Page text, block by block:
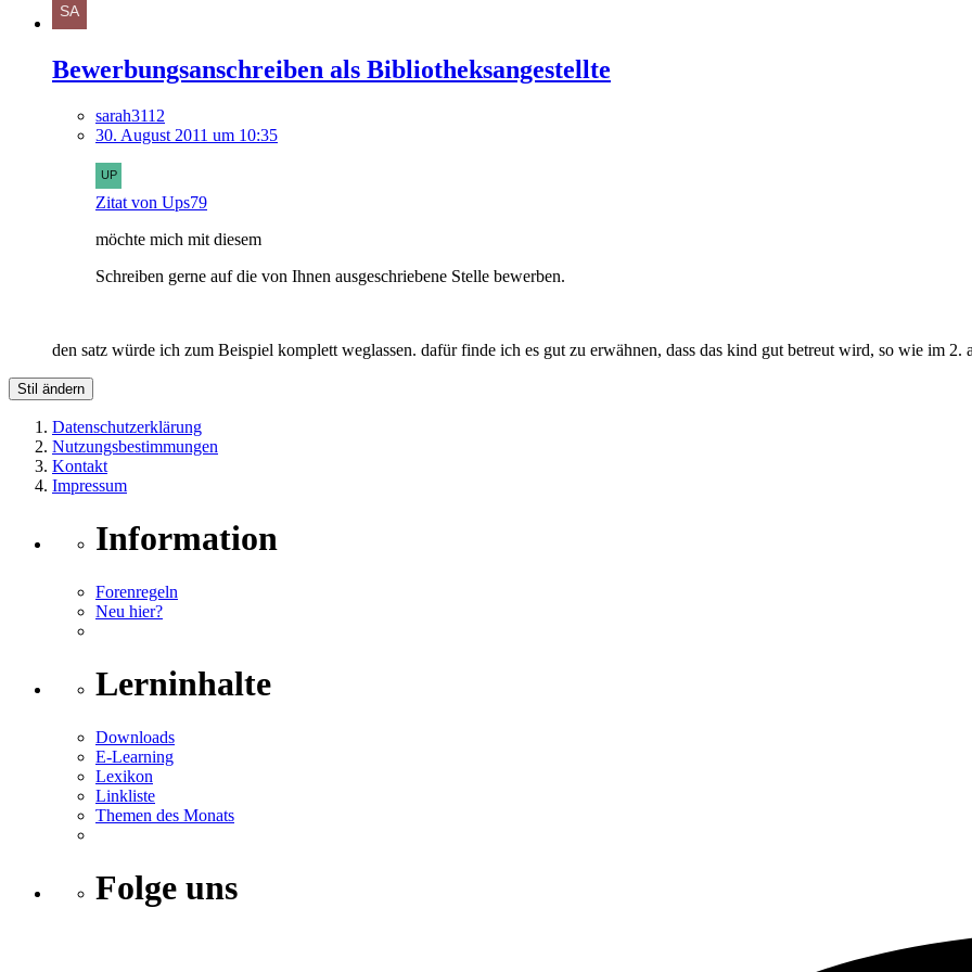
Bewerbungsanschreiben als Bibliotheksangestellte
sarah3112
30. August 2011 um 10:35
Zitat von Ups79
möchte mich mit diesem
Schreiben gerne auf die von Ihnen ausgeschriebene Stelle bewerben.
den satz würde ich zum Beispiel komplett weglassen. dafür finde ich es gut zu erwähnen, dass das kind gut betreut wird, so wie im 2.
Stil ändern
Datenschutzerklärung
Nutzungsbestimmungen
Kontakt
Impressum
Information
Forenregeln
Neu hier?
Lerninhalte
Downloads
E-Learning
Lexikon
Linkliste
Themen des Monats
Folge uns